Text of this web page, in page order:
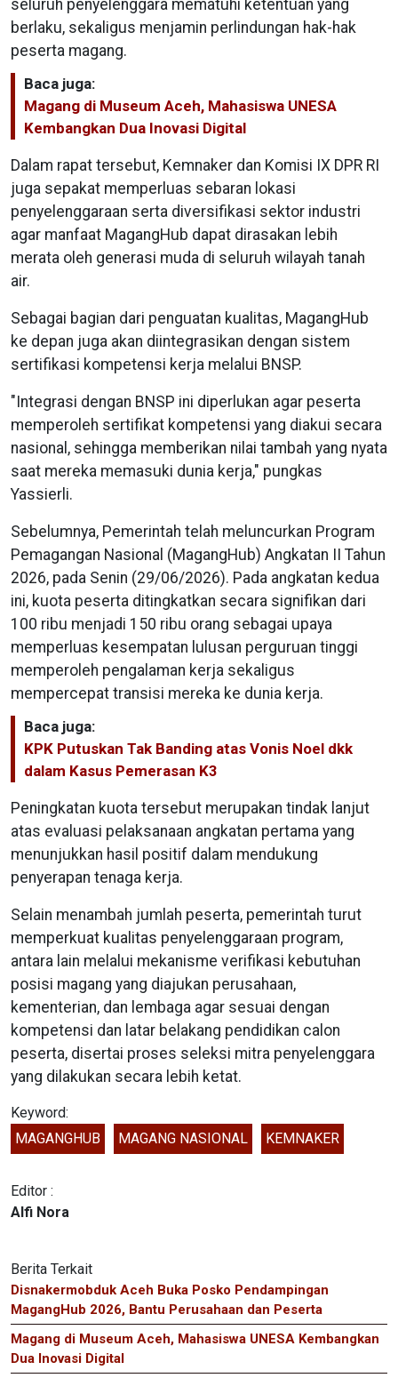
seluruh penyelenggara mematuhi ketentuan yang
berlaku, sekaligus menjamin perlindungan hak-hak
peserta magang.
Baca juga:
Magang di Museum Aceh, Mahasiswa UNESA
Kembangkan Dua Inovasi Digital
Dalam rapat tersebut, Kemnaker dan Komisi IX DPR RI
juga sepakat memperluas sebaran lokasi
penyelenggaraan serta diversifikasi sektor industri
agar manfaat MagangHub dapat dirasakan lebih
merata oleh generasi muda di seluruh wilayah tanah
air.
Sebagai bagian dari penguatan kualitas, MagangHub
ke depan juga akan diintegrasikan dengan sistem
sertifikasi kompetensi kerja melalui BNSP.
"Integrasi dengan BNSP ini diperlukan agar peserta
memperoleh sertifikat kompetensi yang diakui secara
nasional, sehingga memberikan nilai tambah yang nyata
saat mereka memasuki dunia kerja," pungkas
Yassierli.
Sebelumnya, Pemerintah telah meluncurkan Program
Pemagangan Nasional (MagangHub) Angkatan II Tahun
2026, pada Senin (29/06/2026). Pada angkatan kedua
ini, kuota peserta ditingkatkan secara signifikan dari
100 ribu menjadi 150 ribu orang sebagai upaya
memperluas kesempatan lulusan perguruan tinggi
memperoleh pengalaman kerja sekaligus
mempercepat transisi mereka ke dunia kerja.
Baca juga:
KPK Putuskan Tak Banding atas Vonis Noel dkk
dalam Kasus Pemerasan K3
Peningkatan kuota tersebut merupakan tindak lanjut
atas evaluasi pelaksanaan angkatan pertama yang
menunjukkan hasil positif dalam mendukung
penyerapan tenaga kerja.
Selain menambah jumlah peserta, pemerintah turut
memperkuat kualitas penyelenggaraan program,
antara lain melalui mekanisme verifikasi kebutuhan
posisi magang yang diajukan perusahaan,
kementerian, dan lembaga agar sesuai dengan
kompetensi dan latar belakang pendidikan calon
peserta, disertai proses seleksi mitra penyelenggara
yang dilakukan secara lebih ketat.
Keyword:
MAGANGHUB
MAGANG NASIONAL KEMNAKER
Editor :
Alfi Nora
Berita Terkait
Disnakermobduk Aceh Buka Posko Pendampingan
MagangHub 2026, Bantu Perusahaan dan Peserta
Magang di Museum Aceh, Mahasiswa UNESA Kembangkan
Dua Inovasi Digital